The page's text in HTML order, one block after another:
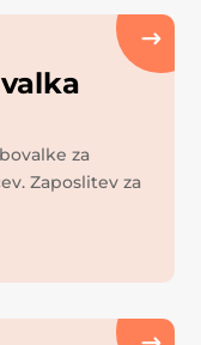
za
Zaposlitev za